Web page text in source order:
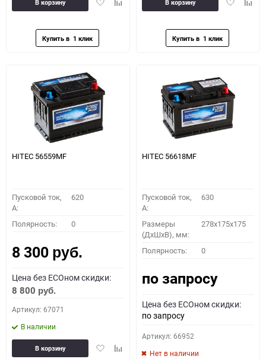
В корзину В корзину
HITEC 56559MF
Пусковой ток,
A:
620
Полярность: 0
8 300 руб.
Цена без ECOном скидки:
8 800 руб.
Артикул: 67071
В наличии
ДобавитьДобавить
В корзину
HITEC 56618MF
Пусковой ток,
A:
630
Размеры
(ДхШхВ), мм:
278x175x175
Полярность: 0
по запросу
Цена без ECOном скидки:
по запросу
Артикул: 66952
Нет в наличии